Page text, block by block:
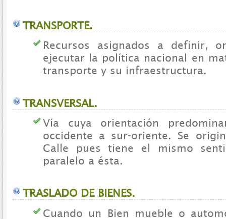
TRANSPORTE.
Recursos asignados a definir,
ejecutar la política nacional en
transporte y su infraestructura.
TRANSVERSAL.
Vía cuya orientación
occidente a sur-oriente. Se
Calle pues tiene el mismo
paralelo a ésta.
TRASLADO DE BIENES.
Cuando un Bien mueble o